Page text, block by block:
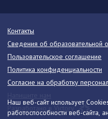
Наш веб-сайт использует
работоспособности веб-сайта,
Контакты
Сведения об образовательной
Пользовательское соглашение
Политика конфиденциальности
Согласие на обработку
Разработано в Victory